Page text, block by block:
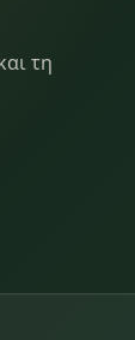
τη